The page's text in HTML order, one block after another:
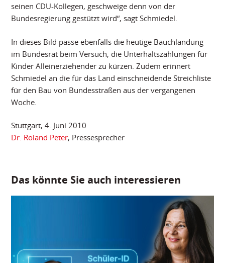
seinen CDU-Kollegen, geschweige denn von der
Bundesregierung gestützt wird“, sagt Schmiedel.
In dieses Bild passe ebenfalls die heutige Bauchlandung
im Bundesrat beim Versuch, die Unterhaltszahlungen für
Kinder Alleinerziehender zu kürzen. Zudem erinnert
Schmiedel an die für das Land einschneidende Streichliste
für den Bau von Bundesstraßen aus der vergangenen
Woche.
Stuttgart, 4. Juni 2010
Dr. Roland Peter, Pressesprecher
Das könnte Sie auch interessieren